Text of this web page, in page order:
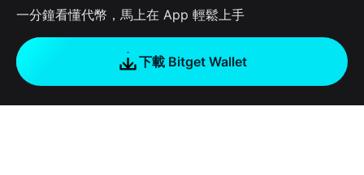
RWA
如何購買加密貨幣
Polygon
一分鐘看懂代幣，馬上在 App 輕鬆上手
下載 Bitget Wallet